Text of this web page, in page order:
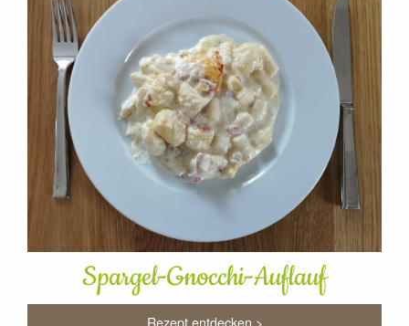
Spargel-Gnocchi-Auflauf